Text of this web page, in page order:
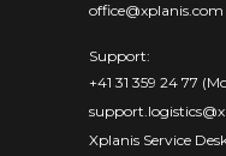
office@xplanis.com
Support:
+41 31 359 24 77
Xplanis Service